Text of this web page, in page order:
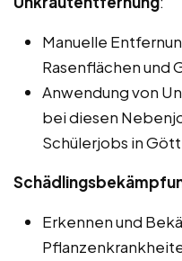
Manuelle
Rasenflächen und
Anwendung von
bei diesen
Schülerjobs in
Erkennen und